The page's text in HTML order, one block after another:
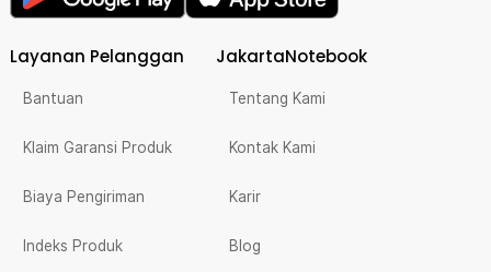
Layanan Pelanggan
Bantuan
Klaim Garansi Produk
Biaya Pengiriman
Indeks Produk
JakartaNotebook
Tentang Kami
Kontak Kami
Karir
Blog